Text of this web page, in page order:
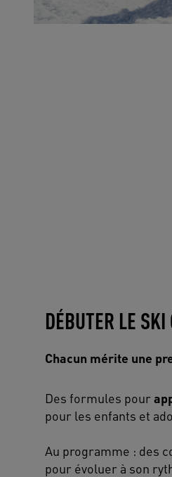
DÉBUTER LE
Chacun mérite une
Des formules pour
pour les enfants et
Au programme : des
pour évoluer à son